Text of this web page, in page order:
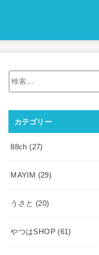
カテゴリー
88ch (27)
MAYIM (29)
うさと (20)
やつはSHOP (61)